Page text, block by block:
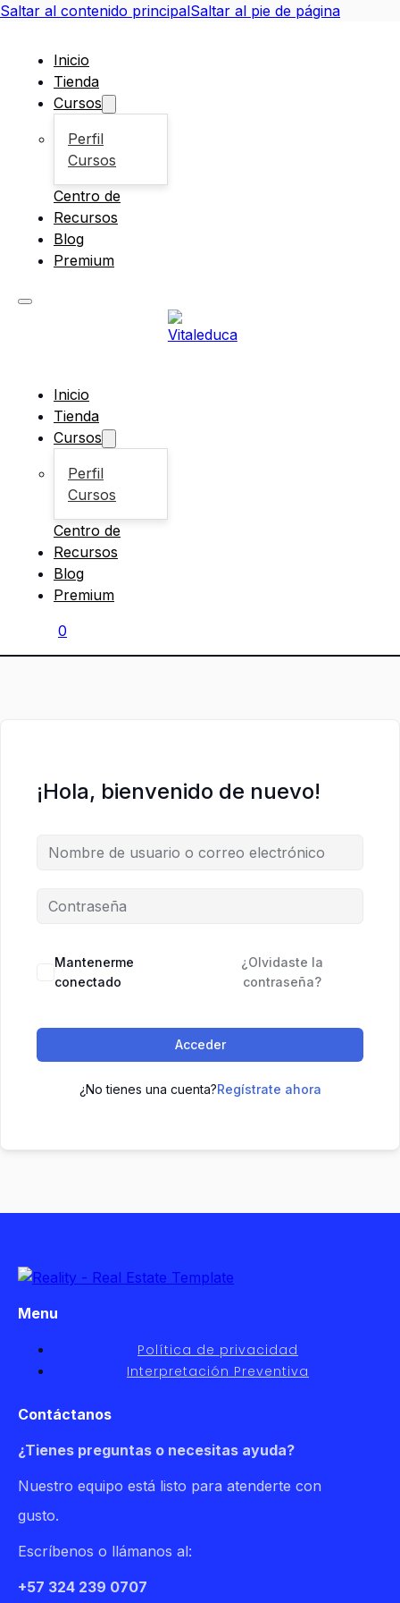
Saltar al contenido principalSaltar al pie de página
Inicio
Tienda
Cursos
Perfil
Cursos
Centro de
Recursos
Blog
Premium
Inicio
Tienda
Cursos
Perfil
Cursos
Centro de
Recursos
Blog
Premium
0
¡Hola, bienvenido de nuevo!
Mantenerme
conectado
¿Olvidaste la
contraseña?
Acceder
¿No tienes una cuenta?Regístrate ahora
Menu
Política de privacidad
Interpretación Preventiva
Contáctanos
¿Tienes preguntas o necesitas ayuda?
Nuestro equipo está listo para atenderte con
gusto.
Escríbenos o llámanos al:
+57 324 239 0707